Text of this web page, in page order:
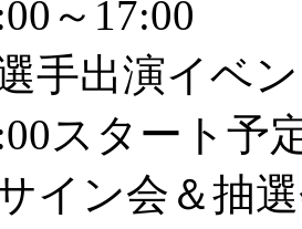
～17:00
手出演イベ
スタート予
イン会＆抽